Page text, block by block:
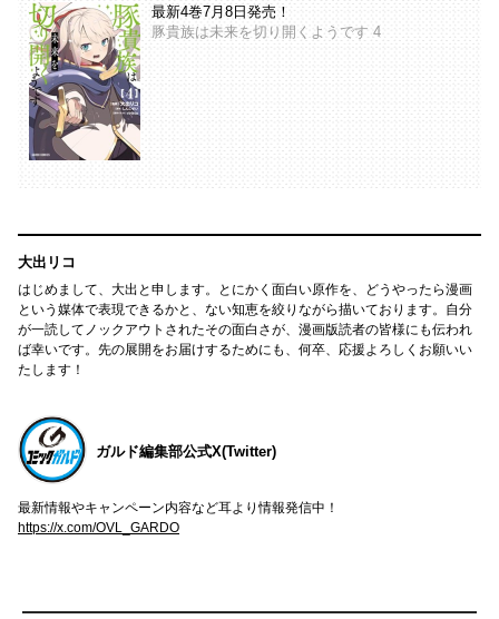
最新4巻7月8日発売！
豚貴族は未来を切り開くようです 4
大出リコ
はじめまして、大出と申します。とにかく面白い原作を、どうやったら漫画
という媒体で表現できるかと、ない知恵を絞りながら描いております。自分
が一読してノックアウトされたその面白さが、漫画版読者の皆様にも伝われ
ば幸いです。先の展開をお届けするためにも、何卒、応援よろしくお願いい
たします！
ガルド編集部公式X(Twitter)
最新情報やキャンペーン内容など耳より情報発信中！
https://x.com/OVL_GARDO